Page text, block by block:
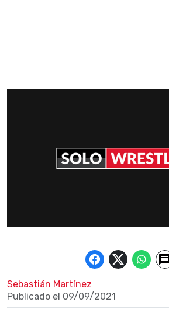
Sebastián Martínez
Publicado el 09/09/2021